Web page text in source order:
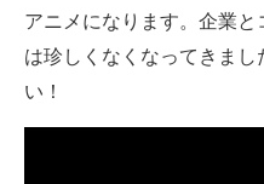
ITの今と未来を見通す
スマホと通信の最新トレンド
アニメになります。企業
は珍しくなくなってきま
い！